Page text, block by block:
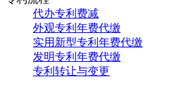
代办专利费减
外观专利年费代缴
实用新型专利年费代缴
发明专利年费代缴
专利转让与变更